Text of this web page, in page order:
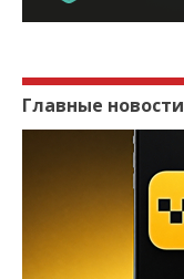
Главные новости